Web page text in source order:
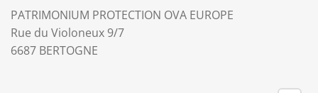
PATRIMONIUM PROTECTION OVA EUROPE
Rue du Violoneux 9/7
6687 BERTOGNE